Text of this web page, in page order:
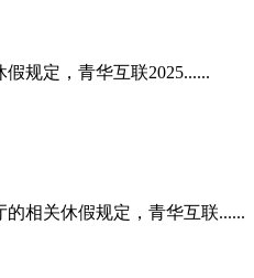
规定，青华互联2025......
相关休假规定，青华互联......